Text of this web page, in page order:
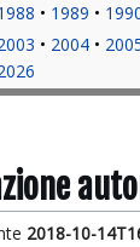
1989
2004
2018-10-